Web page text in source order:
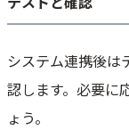
システム連携後は
認します。必要に
ょう。